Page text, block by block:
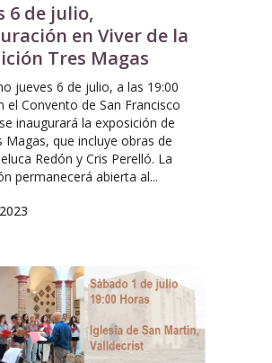
6 de julio,
en Viver de la
Tres Magas
jueves 6 de julio, a las 19:00
el Convento de San Francisco
inaugurará la exposición de
Magas, que incluye obras de
Redón y Cris Perelló. La
permanecerá abierta al...